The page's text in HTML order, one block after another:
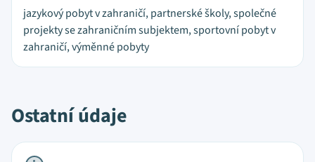
jazykový pobyt v zahraničí, partnerské školy, společné
projekty se zahraničním subjektem, sportovní pobyt v
zahraničí, výměnné pobyty
Ostatní údaje